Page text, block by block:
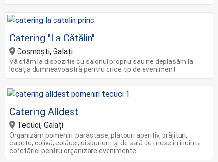
Catering "La Cătălin"
Cosmești, Galați
Vă stăm la dispoziție cu salonul propriu sau ne deplasăm la
locația dumneavoastră pentru orice tip de eveniment
Catering Alldest
Tecuci, Galați
Organizăm pomeniri, parastase, platouri aperitiv, prăjituri,
capete, colivă, colăcei, dispunem și de sală de mese în incinta
cofetăriei pentru organizare evenimente